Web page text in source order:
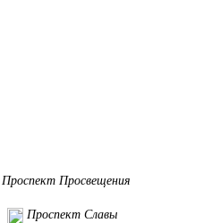
Проспект Просвещения
Проспект Славы